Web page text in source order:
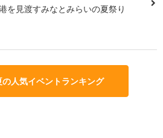
を見渡すみなとみらいの夏祭り
人気イベントランキング